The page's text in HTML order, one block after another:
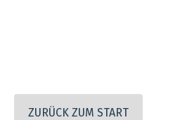
ZURÜCK ZUM START